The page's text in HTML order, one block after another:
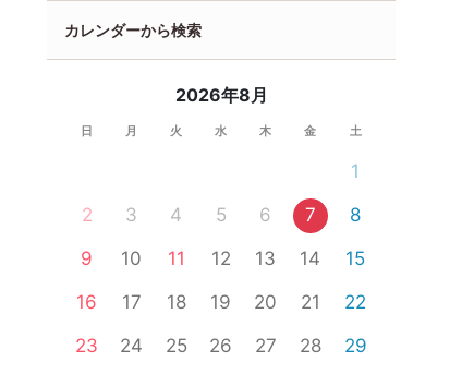
カレンダーから検索
2026年8月
日 月 火 水 木 金 土
1
2
3 4 5 6 7
8
9
10 11 12 13 14
15
16
17 18 19 20 21
22
23
24 25 26 27 28
29